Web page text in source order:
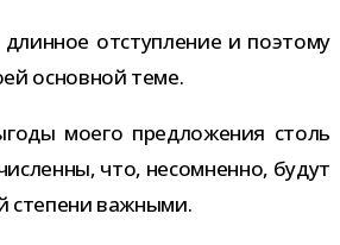
отступ­ле­ние и поэтому
основ­ной теме.
моего пред­ло­же­ния столь
что, несо­мненно, будут
сте­пени важными.